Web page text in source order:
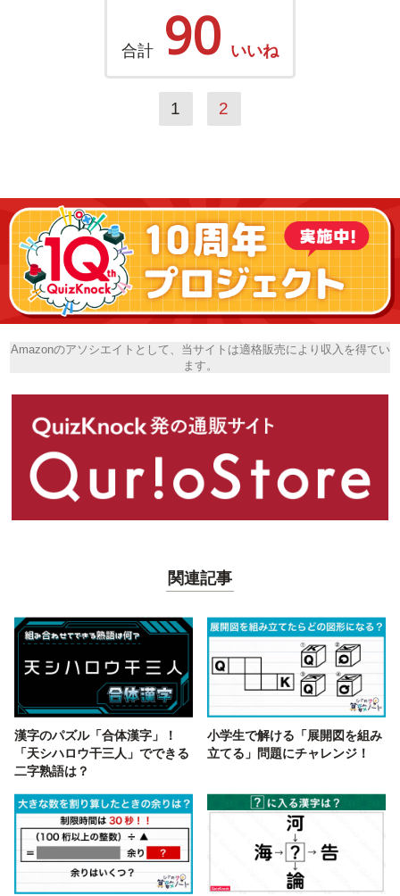
合計 90 いいね
1 2
Amazonのアソシエイトとして、当サイトは適格販売により収入を得てい
ます。
関連記事
漢字のパズル「合体漢字」！
「天シハロウ干三人」でできる
二字熟語は？
小学生で解ける「展開図を組み
立てる」問題にチャレンジ！